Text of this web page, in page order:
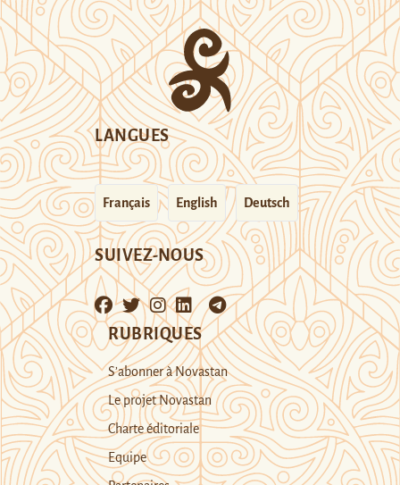
LANGUES
Français English Deutsch
SUIVEZ-NOUS
RUBRIQUES
S’abonner à Novastan
Le projet Novastan
Charte éditoriale
Equipe